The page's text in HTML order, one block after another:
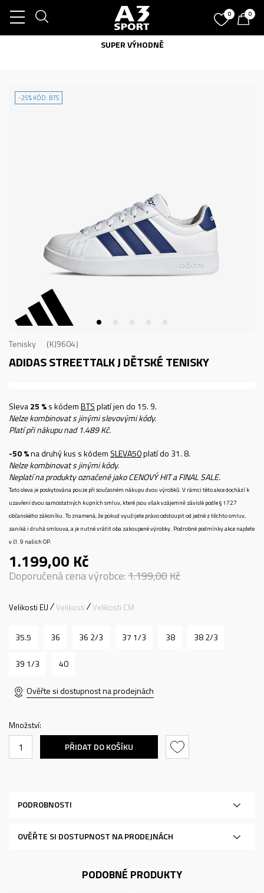
0 0
SUPER VÝHODNĚ
-25% KÓD: BTS
Tenisky KJ9604
ADIDAS STREETTALK JDĚTSKÉ TENISKY
Sleva25 %s kódemBTSplatí jen do 15. 9.
Nelze kombinovat s jinými slevovými kódy.
Platí při nákupu nad 1.489 Kč.
-50 %na druhý kus s kódem SLEVA50platí do 31. 8.
Nelze kombinovat s jinými kódy.
Neplatí na produkty označené jako CENOVÝ HIT a FINAL SALE.
Tato sleva je poskytována pouze při současném nákupu dvou výrobků. V rámci této akce dochází k
uzavření dvou samostatných kupních smluv, které jsou však vzájemně závislé podle § 1727
občanského zákoníku. To znamená, že pokud využijete právo odstoupit od jedné z těchto smluv,
zaniká i druhá smlouva, a je nutné vrátit oba zakoupené výrobky. Podrobné podmínky akce najdete
v čl. 9 našich OP.
1.199,00 Kč
Doporučená cena výrobce:1.199,00Kč
Velikosti EU Velikosti Velikosti CM
35.5 36 36 2/3 37 1/3 38 38 2/3
39 1/3 40
Ověřte si dostupnost na prodejnách
Množství:
PŘIDAT DO KOŠÍKU
PODROBNOSTI
OVĚŘTE SI DOSTUPNOST NA PRODEJNÁCH
PODOBNÉ PRODUKTY